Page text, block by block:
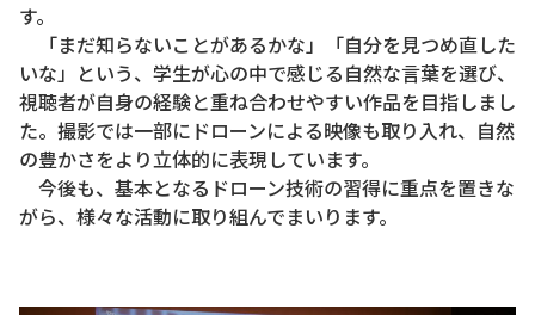
す。
「まだ知らないことがあるかな」「自分を見つめ直した
いな」という、学生が心の中で感じる自然な言葉を選び、
視聴者が自身の経験と重ね合わせやすい作品を目指しまし
た。撮影では一部にドローンによる映像も取り入れ、自然
の豊かさをより立体的に表現しています。
今後も、基本となるドローン技術の習得に重点を置きな
がら、様々な活動に取り組んでまいります。